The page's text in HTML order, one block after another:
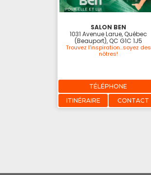
SALON BEN
1031 Avenue Larue, Québec
(Beauport), QC G1C 1J5
Trouvez l'inspiration...soyez des
nôtres!
TÉLÉPHONE
ITINÉRAIRE
CONTACT